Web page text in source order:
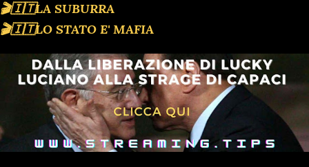
🎬🇮🇹LA SUBURRA
🎬🇮🇹LO STATO E' MAFIA